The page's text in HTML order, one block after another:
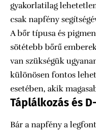
gyakorlatilag
csak napfény
A bőr típusa és
sötétebb bőrű
van szükségük
különösen fontos
esetében, akik
Táplálkozás és
Bár a napfény a